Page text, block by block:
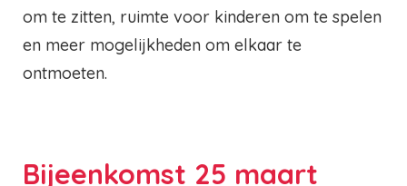
om te zitten, ruimte voor kinderen om te spelen
en meer mogelijkheden om elkaar te
ontmoeten.
Bijeenkomst 25 maart